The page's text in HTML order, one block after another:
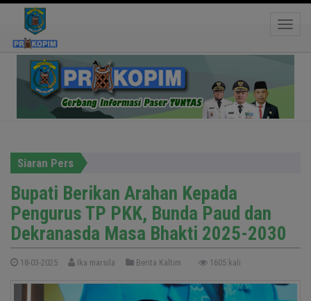
Bupati Berikan Arahan Kepada Pengurus TP
PKK, Bunda Paud dan Dekranasda Masa Bhakti
2025-2030
Siaran Pers
Bupati Berikan Arahan Kepada
Pengurus TP PKK, Bunda Paud dan
Dekranasda Masa Bhakti 2025-2030
18-03-2025 Ika marsila Berita Kaltim 1605 kali